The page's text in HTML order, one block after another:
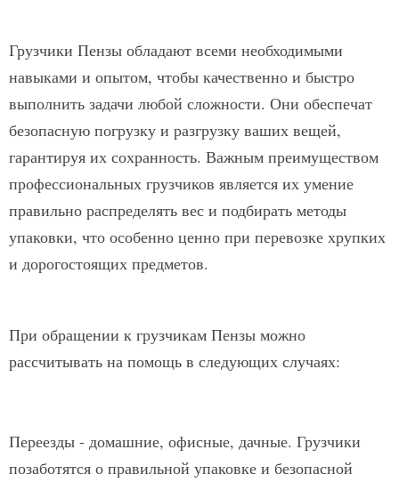
Грузчики Пензы обладают всеми необходимыми
навыками и опытом, чтобы качественно и быстро
выполнить задачи любой сложности. Они обеспечат
безопасную погрузку и разгрузку ваших вещей,
гарантируя их сохранность. Важным преимуществом
профессиональных грузчиков является их умение
правильно распределять вес и подбирать методы
упаковки, что особенно ценно при перевозке хрупких
и дорогостоящих предметов.
При обращении к грузчикам Пензы можно
рассчитывать на помощь в следующих случаях:
Переезды - домашние, офисные, дачные. Грузчики
позаботятся о правильной упаковке и безопасной